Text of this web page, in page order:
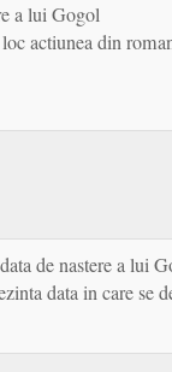
a lui Gogol
actiunea din
de nastere a lui
data in care se